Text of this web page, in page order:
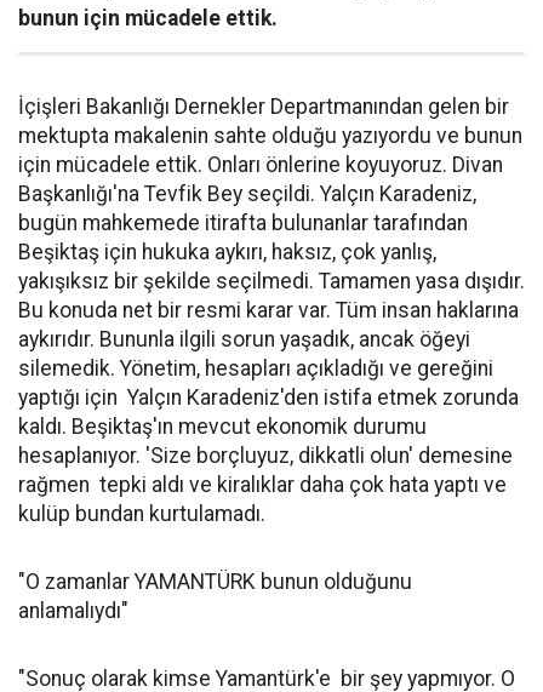
bunun için mücadele ettik.
İçişleri Bakanlığı Dernekler Departmanından gelen bir
mektupta makalenin sahte olduğu yazıyordu ve bunun
için mücadele ettik. Onları önlerine koyuyoruz. Divan
Başkanlığı'na Tevfik Bey seçildi. Yalçın Karadeniz,
bugün mahkemede itirafta bulunanlar tarafından
Beşiktaş için hukuka aykırı, haksız, çok yanlış,
yakışıksız bir şekilde seçilmedi. Tamamen yasa dışıdır.
Bu konuda net bir resmi karar var. Tüm insan haklarına
aykırıdır. Bununla ilgili sorun yaşadık, ancak öğeyi
silemedik. Yönetim, hesapları açıkladığı ve gereğini
yaptığı için Yalçın Karadeniz'den istifa etmek zorunda
kaldı. Beşiktaş'ın mevcut ekonomik durumu
hesaplanıyor. 'Size borçluyuz, dikkatli olun' demesine
rağmen tepki aldı ve kiralıklar daha çok hata yaptı ve
kulüp bundan kurtulamadı.
"O zamanlar YAMANTÜRK bunun olduğunu
anlamalıydı"
"Sonuç olarak kimse Yamantürk'e bir şey yapmıyor. O